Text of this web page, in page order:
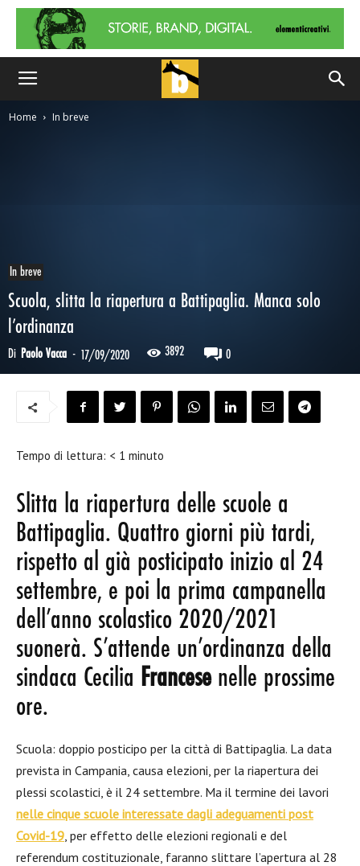
Home In breve
In breve
Scuola, slitta la riapertura a Battipaglia. Manca solo
l’ordinanza
Di Paolo Vacca - 17/09/2020 3892 0
Tempo di lettura: < 1 minuto
Slitta la riapertura delle scuole a
Battipaglia. Quattro giorni più tardi,
rispetto al già posticipato inizio al 24
settembre, e poi la prima campanella
dell’anno scolastico 2020/2021
suonerà. S’attende un’ordinanza della
sindaca Cecilia Francesenelle prossime
ore.
Scuola: doppio posticipo per la città di Battipaglia. La data
prevista in Campania, causa elezioni, per la riapertura dei
plessi scolastici, è il 24 settembre. Ma il termine dei lavori
nelle cinque scuole interessate dagli adeguamenti post
Covid-19, per effetto delle elezioni regionali e del
referendum costituzionale, faranno slittare l’apertura al 28